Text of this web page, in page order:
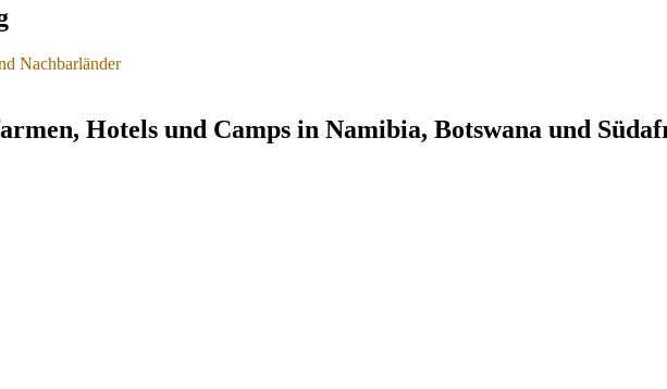
und Preise
Sicherheits-Niveau klassifiziert.
Nachbarländer
Hotels und Camps in Namibia, Botswana und